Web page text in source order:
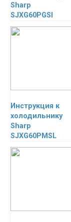
Sharp
SJXG60PGSl
Инструкция к
холодильнику
Sharp
SJXG60PMSL